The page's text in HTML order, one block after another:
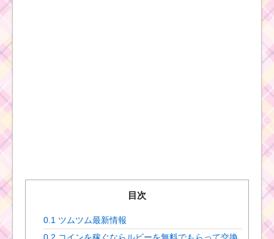
目次
0.1 ツムツム最新情報
0.2 コインを稼ぐならルビーを無料でもらって交換